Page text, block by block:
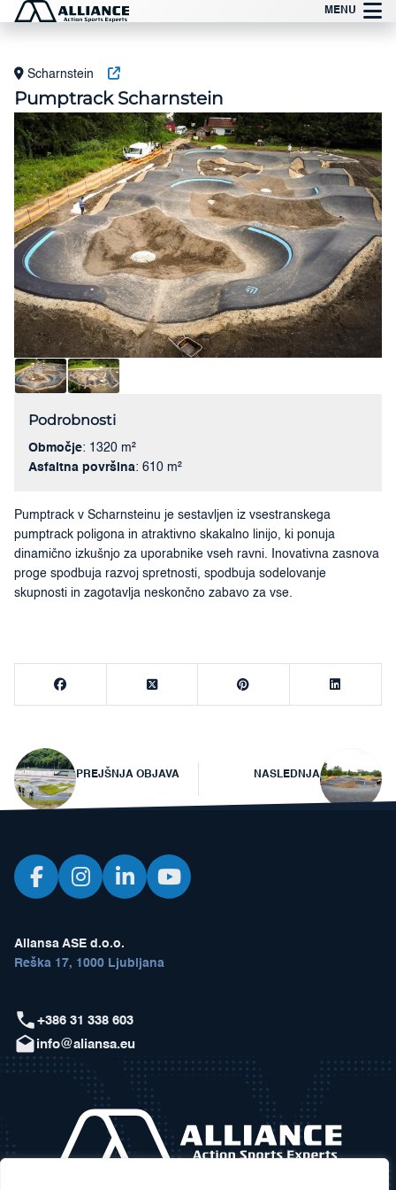
Preskoči
MENU
Scharnstein
Pumptrack Scharnstein
Podrobnosti
Območje: 1320 m²
Asfaltna površina: 610 m²
Pumptrack v Scharnsteinu je sestavljen iz vsestranskega
pumptrack poligona in atraktivno skakalno linijo, ki ponuja
dinamično izkušnjo za uporabnike vseh ravni. Inovativna zasnova
proge spodbuja razvoj spretnosti, spodbuja sodelovanje
skupnosti in zagotavlja neskončno zabavo za vse.
Navigacija
prispevka
PREJŠNJA OBJAVA NASLEDNJA
Aliansa ASE d.o.o.
Reška 17, 1000 Ljubljana
+386 31 338 603
info@aliansa.eu